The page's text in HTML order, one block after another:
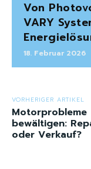
Von
VARY
18. Februar 2026
VORHERIGER ARTIKEL
Motorprobleme
bewältigen:
oder Verkauf?